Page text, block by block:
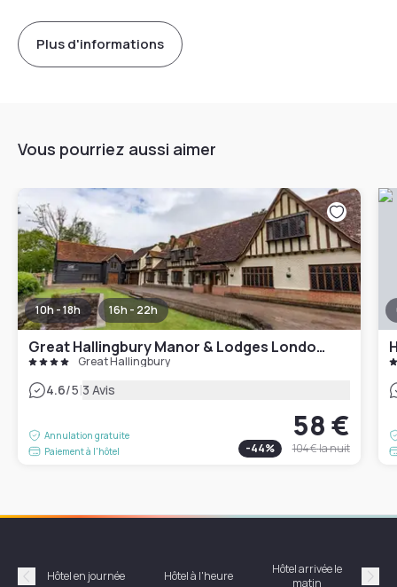
Plus d'informations
Vous pourriez aussi aimer
10h - 18h 16h - 22h
Great Hallingbury Manor & Lodges London Stansted
Great Hallingbury
4.6/5|3 Avis
Annulation gratuite
Paiement à l'hôtel
58 €
-44% 104 €la nuit
Hôtel en journée Hôtel à l'heure
Hôtel arrivée le
matin